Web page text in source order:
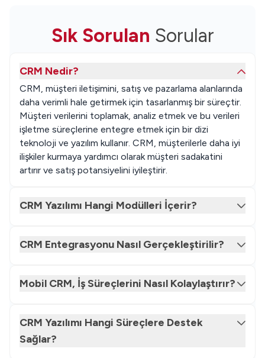
Sık Sorulan Sorular
CRM Nedir?
CRM, müşteri iletişimini, satış ve pazarlama alanlarında
daha verimli hale getirmek için tasarlanmış bir süreçtir.
Müşteri verilerini toplamak, analiz etmek ve bu verileri
işletme süreçlerine entegre etmek için bir dizi
teknoloji ve yazılım kullanır. CRM, müşterilerle daha iyi
ilişkiler kurmaya yardımcı olarak müşteri sadakatini
artırır ve satış potansiyelini iyileştirir.
CRM Yazılımı Hangi Modülleri İçerir?
CRM Entegrasyonu Nasıl Gerçekleştirilir?
Mobil CRM, İş Süreçlerini Nasıl Kolaylaştırır?
CRM Yazılımı Hangi Süreçlere Destek
Sağlar?